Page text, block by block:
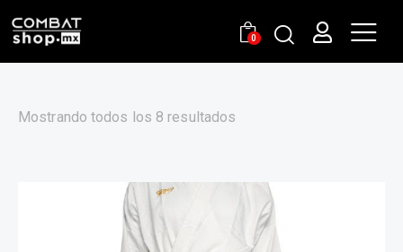
0
Mostrando todos los 8 resultados